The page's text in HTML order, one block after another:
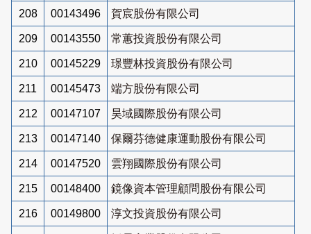
208 00143496 賀宸股份有限公司
209 00143550 常蕙投資股份有限公司
210 00145229 璟豐林投資股份有限公司
211 00145473 端方股份有限公司
212 00147107 昊域國際股份有限公司
213 00147140 保爾芬德健康運動股份有限公司
214 00147520 雲翔國際股份有限公司
215 00148400 鏡像資本管理顧問股份有限公司
216 00149800 淳文投資股份有限公司